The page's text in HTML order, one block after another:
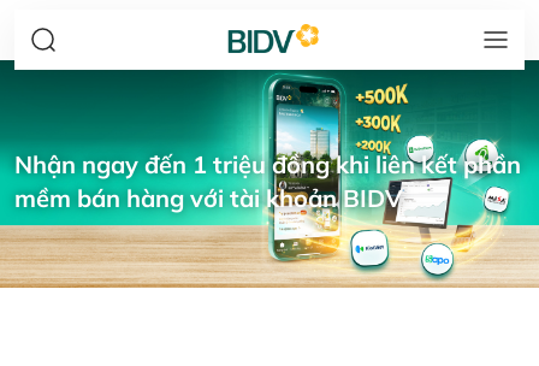
Nhận ngay đến 1 triệu đồng khi liên kết phần
mềm bán hàng với tài khoản BIDV